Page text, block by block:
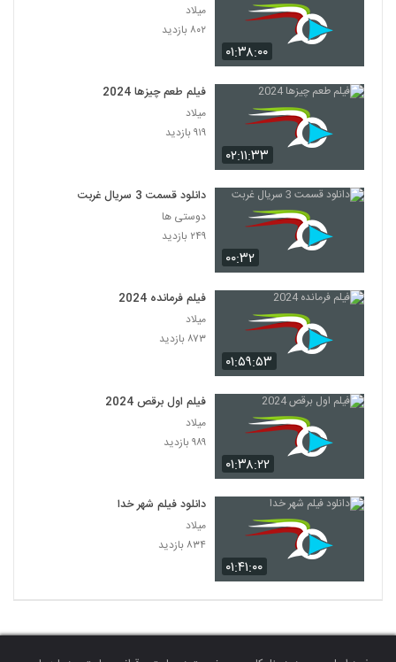
۰۱:۳۸:۰۰
میلاد
۸۰۲ بازدید
۰۲:۱۱:۳۳
فیلم طعم چیزها 2024
میلاد
۹۱۹ بازدید
۰۰:۳۲
دانلود قسمت 3 سریال غربت
دوستی ها
۲۴۹ بازدید
۰۱:۵۹:۵۳
فیلم فرمانده 2024
میلاد
۸۷۳ بازدید
۰۱:۳۸:۲۲
فیلم اول برقص 2024
میلاد
۹۸۹ بازدید
۰۱:۴۱:۰۰
دانلود فیلم شهر خدا
میلاد
۸۳۴ بازدید